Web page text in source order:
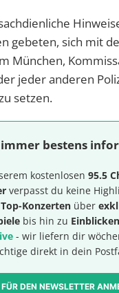
gebeten, sich mit
München,
jeder anderen
setzen.
bestens
kostenlosen 95.5
verpasst du keine
Top-Konzerten über
bis hin zu
- wir liefern dir
direkt in dein
FÜR DEN NEWSLETTER